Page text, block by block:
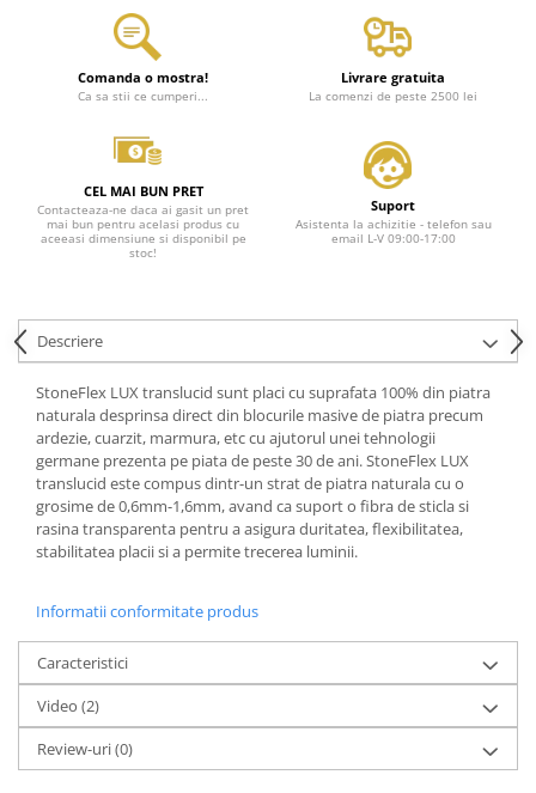
Comanda o mostra!
Ca sa stii ce cumperi...
Livrare gratuita
La comenzi de peste 2500 lei
CEL MAI BUN PRET
Contacteaza-ne daca ai gasit un pret
mai bun pentru acelasi produs cu
aceeasi dimensiune si disponibil pe
stoc!
Suport
Asistenta la achizitie - telefon sau
email L-V 09:00-17:00
Descriere
StoneFlex LUX translucid sunt placi cu suprafata 100% din piatra
naturala desprinsa direct din blocurile masive de piatra precum
ardezie, cuarzit, marmura, etc cu ajutorul unei tehnologii
germane prezenta pe piata de peste 30 de ani. StoneFlex LUX
translucid este compus dintr-un strat de piatra naturala cu o
grosime de 0,6mm-1,6mm, avand ca suport o fibra de sticla si
rasina transparenta pentru a asigura duritatea, flexibilitatea,
stabilitatea placii si a permite trecerea luminii.
Informatii conformitate produs
Caracteristici
Video (2)
Review-uri(0)